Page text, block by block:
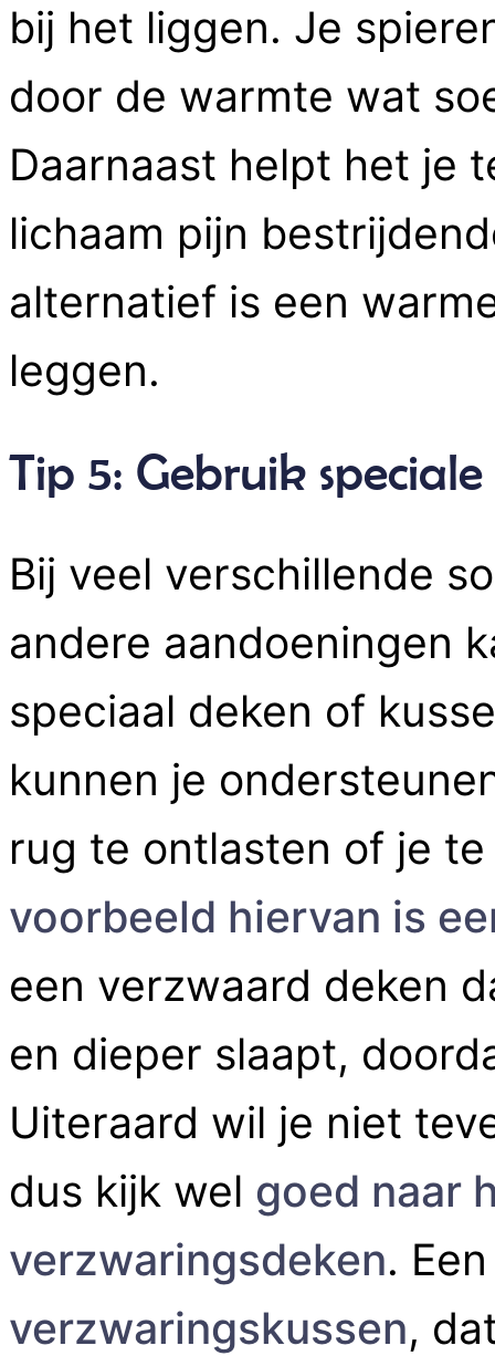
bij het liggen. Je
door de warmte wat
Daarnaast helpt het je
lichaam pijn
alternatief is een
leggen.
Tip 5: Gebruik speciale
Bij veel verschillende
andere aandoeningen
speciaal deken of
kunnen je
rug te ontlasten of je
voorbeeld hiervan is
een verzwaard deken
en dieper slaapt,
Uiteraard wil je niet
dus kijk wel goed naar
verzwaringsdeken.
verzwaringskussen,